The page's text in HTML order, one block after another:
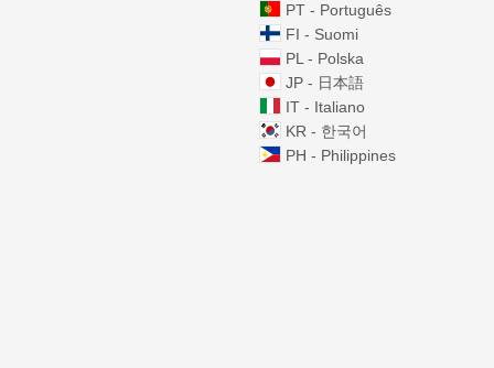
PT - Português
FI - Suomi
PL - Polska
JP - 日本語
IT - Italiano
KR - 한국어
PH - Philippines